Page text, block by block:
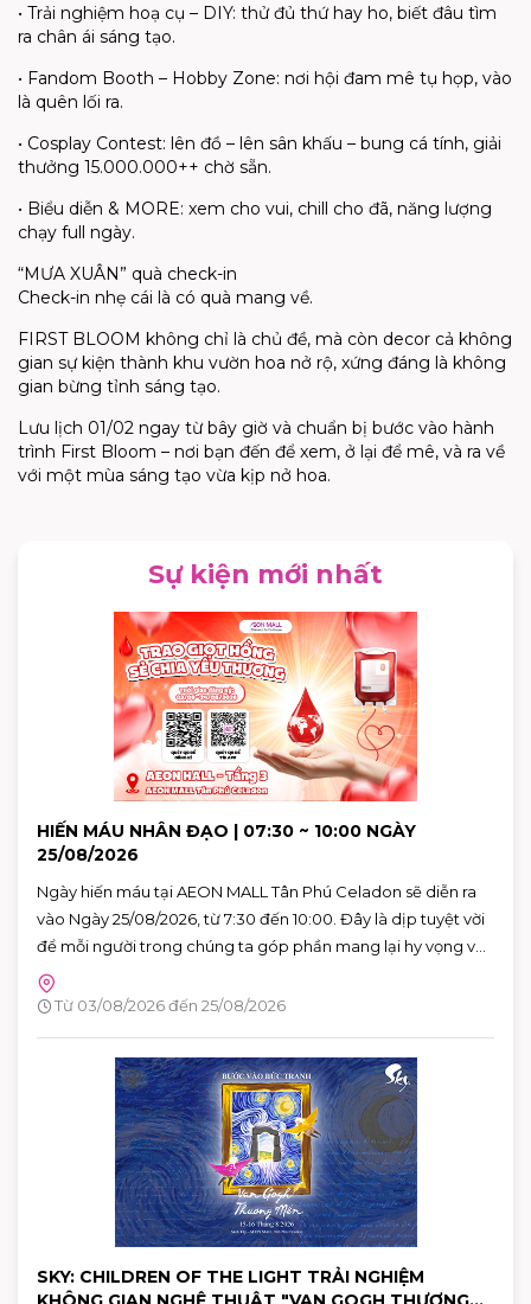
• Trải nghiệm hoạ cụ – DIY: thử đủ thứ hay ho, biết đâu tìm
ra chân ái sáng tạo.
• Fandom Booth – Hobby Zone: nơi hội đam mê tụ họp, vào
là quên lối ra.
• Cosplay Contest: lên đồ – lên sân khấu – bung cá tính, giải
thưởng 15.000.000++ chờ sẵn.
• Biểu diễn & MORE: xem cho vui, chill cho đã, năng lượng
chạy full ngày.
“MƯA XUÂN” quà check-in
Check-in nhẹ cái là có quà mang về.
FIRST BLOOM không chỉ là chủ đề, mà còn decor cả không
gian sự kiện thành khu vườn hoa nở rộ, xứng đáng là không
gian bừng tỉnh sáng tạo.
Lưu lịch 01/02 ngay từ bây giờ và chuẩn bị bước vào hành
trình First Bloom – nơi bạn đến để xem, ở lại để mê, và ra về
với một mùa sáng tạo vừa kịp nở hoa.
Sự kiện mới nhất
HIẾN MÁU NHÂN ĐẠO | 07:30 ~ 10:00 NGÀY
25/08/2026
Ngày hiến máu tại AEON MALL Tân Phú Celadon sẽ diễn ra
vào Ngày 25/08/2026, từ 7:30 đến 10:00. Đây là dịp tuyệt vời
để mỗi người trong chúng ta góp phần mang lại hy vọng và
cứu sống những người bệnh đang cần máu trong cuộc
sống. Hãy đến tham gia và cùng lan tỏa thông điệp yêu
Từ 03/08/2026 đến 25/08/2026
SKY: CHILDREN OF THE LIGHT TRẢI NGHIỆM